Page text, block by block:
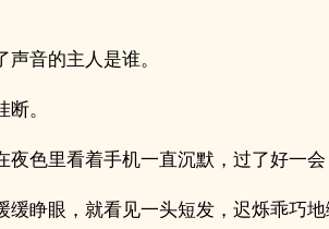
音的主人是谁。
。
夜色里看着手机一直沉默，过了好一会
缓睁眼，就看见一头短发，迟烁乖巧